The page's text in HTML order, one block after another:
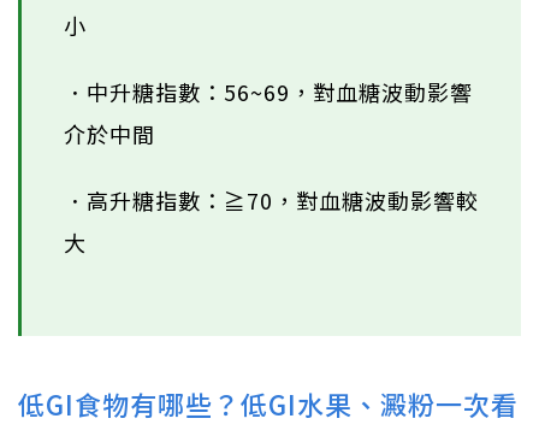
小
．中升糖指數：56~69，對血糖波動影響
介於中間
．高升糖指數：≧70，對血糖波動影響較
大
低GI食物有哪些？低GI水果、澱粉一次看